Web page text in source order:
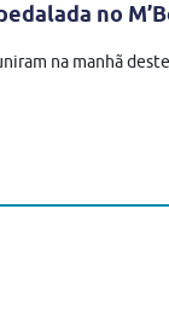
no
na manhã deste